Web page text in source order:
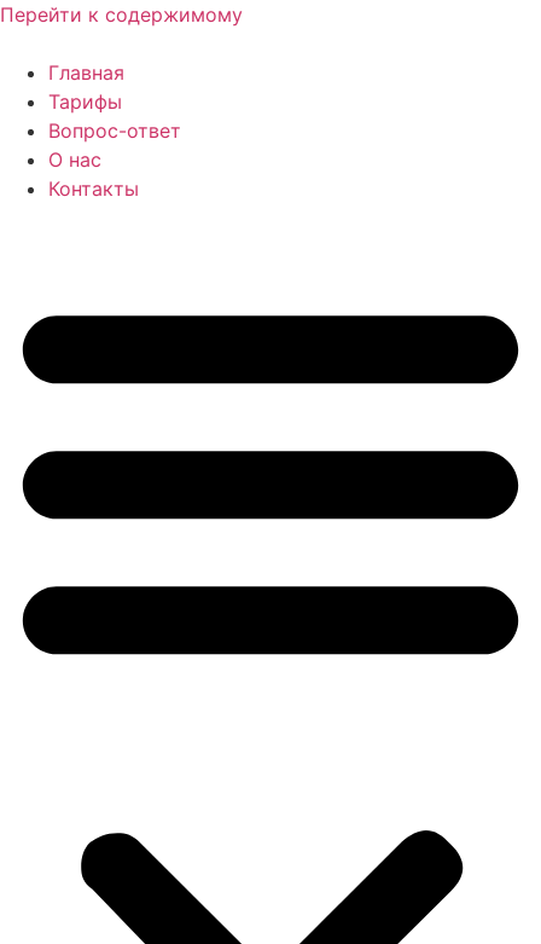
Перейти к содержимому
Главная
Тарифы
Вопрос-ответ
О нас
Контакты